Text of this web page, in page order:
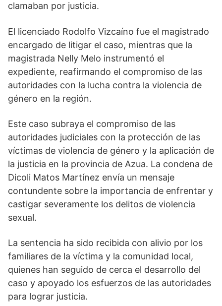
clamaban por justicia.
El licenciado Rodolfo Vizcaíno fue el magistrado
encargado de litigar el caso, mientras que la
magistrada Nelly Melo instrumentó el
expediente, reafirmando el compromiso de las
autoridades con la lucha contra la violencia de
género en la región.
Este caso subraya el compromiso de las
autoridades judiciales con la protección de las
víctimas de violencia de género y la aplicación de
la justicia en la provincia de Azua. La condena de
Dicoli Matos Martínez envía un mensaje
contundente sobre la importancia de enfrentar y
castigar severamente los delitos de violencia
sexual.
La sentencia ha sido recibida con alivio por los
familiares de la víctima y la comunidad local,
quienes han seguido de cerca el desarrollo del
caso y apoyado los esfuerzos de las autoridades
para lograr justicia.